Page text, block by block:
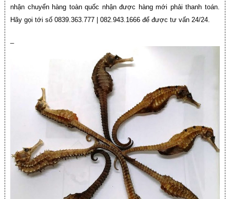
nhận chuyển hàng toàn quốc nhận được hàng mới phải thanh toán.
Hãy gọi tới số 0839.363.777 | 082.943.1666 để được tư vấn 24/24.